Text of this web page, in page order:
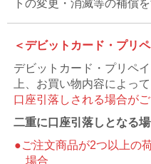
トの変更・消滅等の補償
＜デビットカード・プリ
デビットカード・プリペ
上、お買い物内容によって
口座引落しされる場合がご
二重に口座引落しとなる
●ご注文商品が2つ以上の
場合